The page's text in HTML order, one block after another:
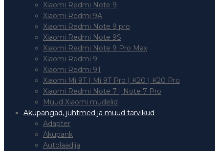
Xiaomi Redmi Note 9
Xiaomi Redmi 9A
Xiaomi Redmi Note 9 pro
Xiaomi Redmi Note 9S
Xiaomi Redmi Note 9 Pro Max
Xiaomi Redmi 9
Xiaomi Redmi 9T
Xiaomi Mi 9T | Mi 9T Pro | K20 | K20 Pro
Xiaomi Redmi Note 7 | Note 7 Pro
Muud Xiaomi mudelid
Akupangad, juhtmed ja muud tarvikud
Adapter
Akupank
Autolaadija